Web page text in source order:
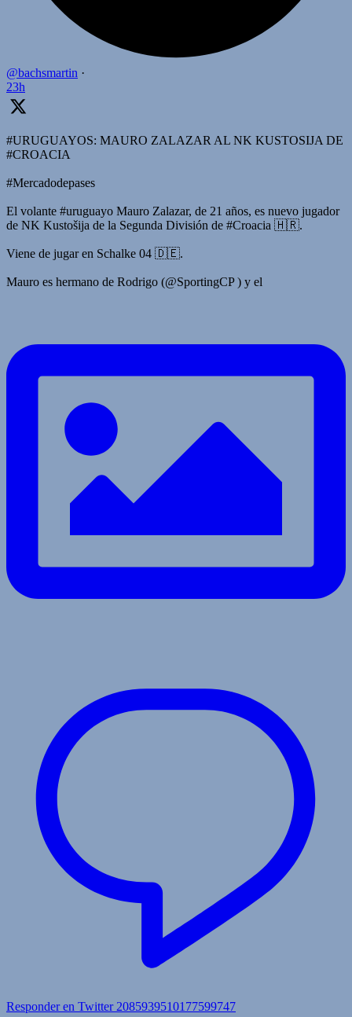
@bachsmartin ·
23h
#URUGUAYOS: MAURO ZALAZAR AL NK KUSTOSIJA DE
#CROACIA
#Mercadodepases
El volante #uruguayo Mauro Zalazar, de 21 años, es nuevo jugador
de NK Kustošija de la Segunda División de #Croacia 🇭🇷.
Viene de jugar en Schalke 04 🇩🇪.
Mauro es hermano de Rodrigo (@SportingCP ) y el
Responder en Twitter 2085939510177599747